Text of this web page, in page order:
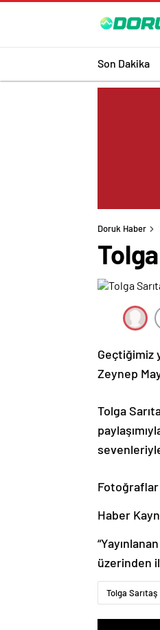
Son Dakika
Doruk Haber
Geçtiğimiz
Zeynep
Tolga
Haber
üzerinden
Tolga Sarıtaş